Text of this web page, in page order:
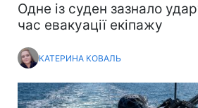
Одне із суден зазнало
час евакуації екіпажу
КАТЕРИНА КОВАЛЬ